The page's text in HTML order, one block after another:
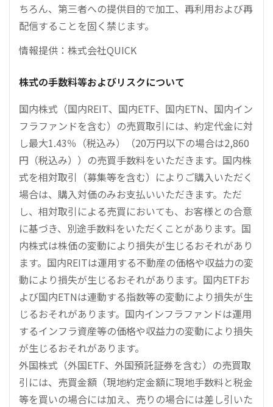
ちろん、第三者への提供目的で加工、再利用および再
配信することを固く禁じます。
情報提供：株式会社QUICK
株式の手数料等およびリスクについて
国内株式（国内REIT、国内ETF、国内ETN、国内イン
フラファンドを含む）の売買取引には、約定代金に対
し最大1.43％（税込み）（20万円以下の場合は2,860
円（税込み））の売買手数料をいただきます。国内株
式を相対取引（募集等を含む）によりご購入いただく
場合は、購入対価のみお支払いいただきます。ただ
し、相対取引による売買においても、お客様との合意
に基づき、別途手数料をいただくことがあります。国
内株式は株価の変動により損失が生じるおそれがあり
ます。国内REITは運用する不動産の価格や収益力の変
動により損失が生じるおそれがあります。国内ETFお
よび国内ETNは連動する指数等の変動により損失が生
じるおそれがあります。国内インフラファンドは運用
するインフラ資産等の価格や収益力の変動により損失
が生じるおそれがあります。
外国株式（外国ETF、外国預託証券を含む）の売買取
引には、売買金額（現地約定金額に現地手数料と税金
等を買いの場合には加え、売りの場合には差し引いた